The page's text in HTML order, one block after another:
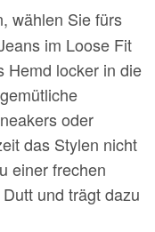
wählen Sie fürs
im Loose Fit
Hemd locker in die
oder
das Stylen nicht
einer frechen
und trägt dazu